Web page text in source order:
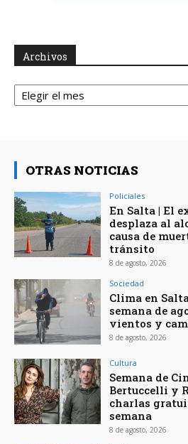
Archivos
Archivos
OTRAS NOTICIAS
Policiales
En Salta | El
desplaza al
causa de
tránsito
8 de agosto, 2026
Sociedad
Clima en
semana de
vientos y
8 de agosto, 2026
Cultura
Semana de
Bertuccelli y
charlas
semana
8 de agosto, 2026